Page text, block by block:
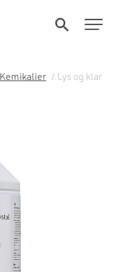
Kemikalier / Lys og klar